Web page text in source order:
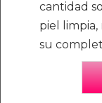
cantidad
piel limpia,
su